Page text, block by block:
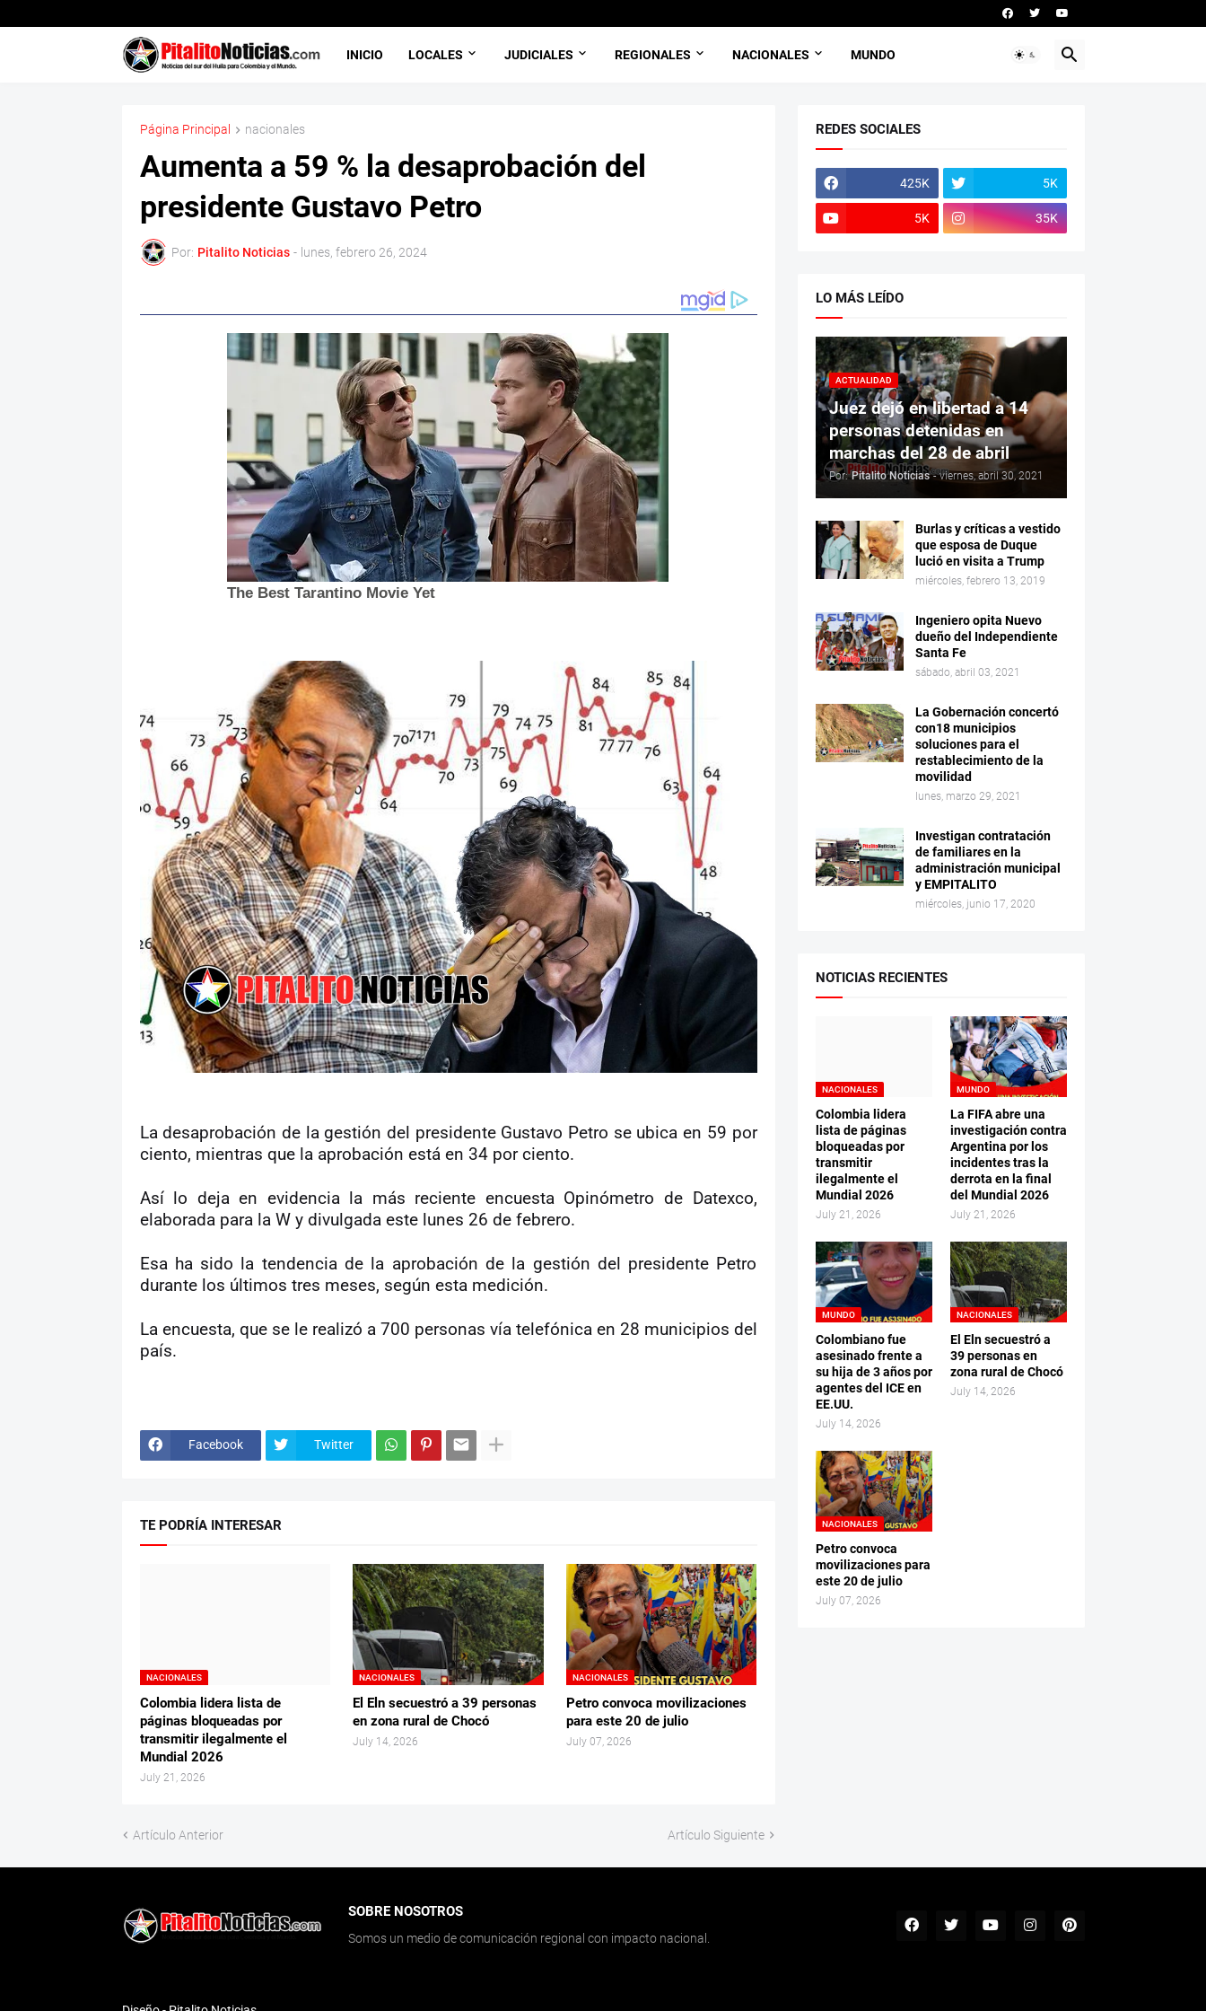
INICIO LOCALES JUDICIALES REGIONALES NACIONALES MUNDO
Página Principal nacionales
Aumenta a 59 % la desaprobación del
presidente Gustavo Petro
Por: Pitalito Noticias - lunes, febrero 26, 2024
La desaprobación de la gestión del presidente Gustavo Petro se ubica en 59 por
ciento, mientras que la aprobación está en 34 por ciento.
Así lo deja en evidencia la más reciente encuesta Opinómetro de Datexco,
elaborada para la W y divulgada este lunes 26 de febrero.
Esa ha sido la tendencia de la aprobación de la gestión del presidente Petro
durante los últimos tres meses, según esta medición.
La encuesta, que se le realizó a 700 personas vía telefónica en 28 municipios del
país.
Facebook Twitter
TE PODRÍA INTERESAR
NACIONALES
Colombia lidera lista de
páginas bloqueadas por
transmitir ilegalmente el
Mundial 2026
July 21, 2026
NACIONALES
El Eln secuestró a 39 personas
en zona rural de Chocó
July 14, 2026
NACIONALES
Petro convoca movilizaciones
para este 20 de julio
July 07, 2026
Artículo Anterior Artículo Siguiente
REDES SOCIALES
425K 5K
5K 35K
LO MÁS LEÍDO
ACTUALIDAD
Juez dejó en libertad a 14
personas detenidas en
marchas del 28 de abril
Por: Pitalito Noticias - viernes, abril 30, 2021
Burlas y críticas a vestido
que esposa de Duque
lució en visita a Trump
miércoles, febrero 13, 2019
Ingeniero opita Nuevo
dueño del Independiente
Santa Fe
sábado, abril 03, 2021
La Gobernación concertó
con18 municipios
soluciones para el
restablecimiento de la
movilidad
lunes, marzo 29, 2021
Investigan contratación
de familiares en la
administración municipal
y EMPITALITO
miércoles, junio 17, 2020
NOTICIAS RECIENTES
NACIONALES
Colombia lidera
lista de páginas
bloqueadas por
transmitir
ilegalmente el
Mundial 2026
July 21, 2026
MUNDO
La FIFA abre una
investigación contra
Argentina por los
incidentes tras la
derrota en la final
del Mundial 2026
July 21, 2026
MUNDO
Colombiano fue
asesinado frente a
su hija de 3 años por
agentes del ICE en
EE.UU.
July 14, 2026
NACIONALES
El Eln secuestró a
39 personas en
zona rural de Chocó
July 14, 2026
NACIONALES
Petro convoca
movilizaciones para
este 20 de julio
July 07, 2026
SOBRE NOSOTROS
Somos un medio de comunicación regional con impacto nacional.